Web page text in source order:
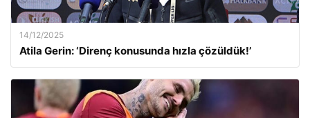
14/12/2025
Atila Gerin: ‘Direnç konusunda hızla çözüldük!’